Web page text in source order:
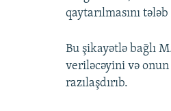
qaytarılmasını
Bu şikayətlə bağlı
veriləcəyini və
razılaşdırıb.